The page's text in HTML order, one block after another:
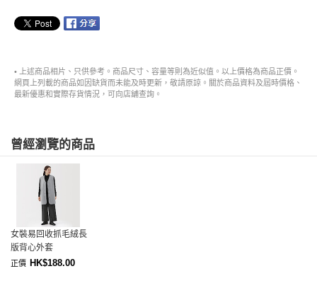
• 上述商品相片、只供參考。商品尺寸、容量等則為近似值。以上價格為商品正價。
網頁上列載的商品如因缺貨而未能及時更新，敬請原諒。關於商品資料及屆時價格、
最新優惠和實際存貨情況，可向店舖查詢。
曾經瀏覽的商品
女裝易回收抓毛絨長
版背心外套
正價 HK$188.00